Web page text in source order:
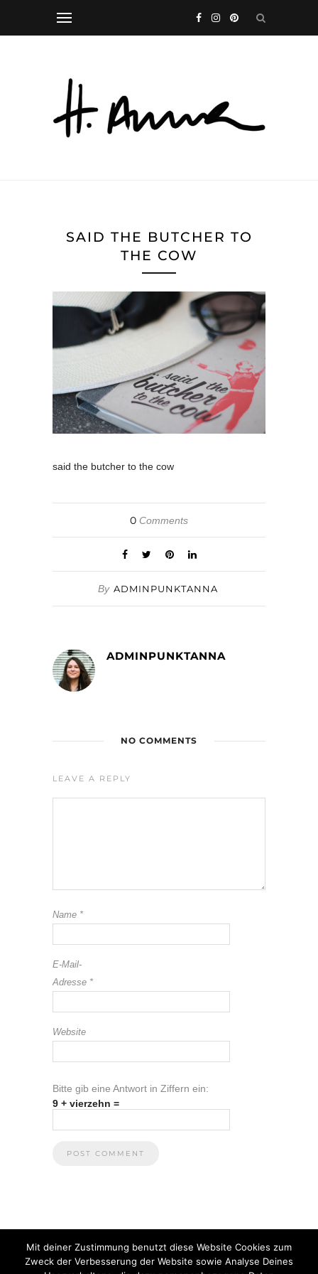
SAID THE BUTCHER TO
THE COW
said the butcher to the cow
0 Comments
By ADMINPUNKTANNA
ADMINPUNKTANNA
NO COMMENTS
LEAVE A REPLY
Name *
E-Mail-
Adresse *
Website
Bitte gib eine Antwort in Ziffern ein:
9 + vierzehn =
Mit deiner Zustimmung benutzt diese Website Cookies zum
Zweck der Verbesserung der Website sowie Analyse Deines